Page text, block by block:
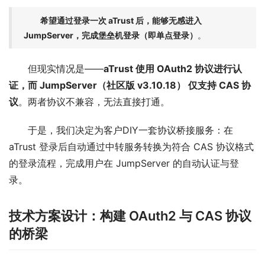
希望通过登录一次 aTrust 后，能够无感进入
JumpServer，完成堡垒机登录（即单点登录） 。
但现实情况是——aTrust 使用 OAuth2 协议进行认
证，而 JumpServer（社区版 v3.10.18） 仅支持 CAS 协
议。两者协议不兼容，无法直接打通。
于是，我们决定为客户DIY一套协议桥接服务：在
aTrust 登录后自动通过中转服务转换为符合 CAS 协议格式
的登录流程，完成用户在 JumpServer 的自动认证与登
录。
技术方案设计：构建 OAuth2 与 CAS 协议
的桥梁